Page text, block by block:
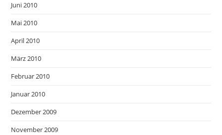
Juni 2010
Mai 2010
April 2010
März 2010
Februar 2010
Januar 2010
Dezember 2009
November 2009